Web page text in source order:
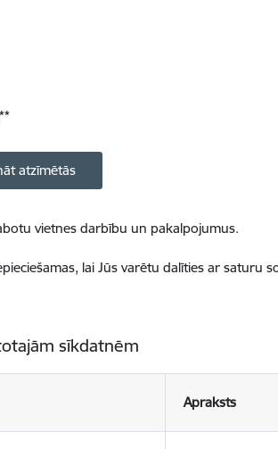
atzīmētās
vietnes darbību un pakalpojumus.
lai Jūs varētu dalīties ar saturu
sīkdatnēm
Apraksts